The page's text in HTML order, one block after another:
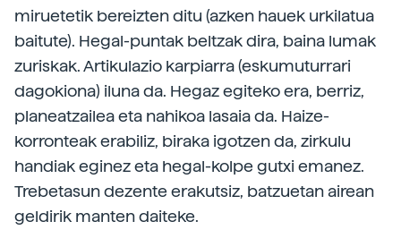
miruetetik bereizten ditu (azken hauek urkilatua
baitute). Hegal-puntak beltzak dira, baina lumak
zuriskak. Artikulazio karpiarra (eskumuturrari
dagokiona) iluna da. Hegaz egiteko era, berriz,
planeatzailea eta nahikoa lasaia da. Haize-
korronteak erabiliz, biraka igotzen da, zirkulu
handiak eginez eta hegal-kolpe gutxi emanez.
Trebetasun dezente erakutsiz, batzuetan airean
geldirik manten daiteke.